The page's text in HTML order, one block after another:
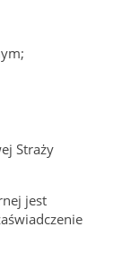
Straży
jest